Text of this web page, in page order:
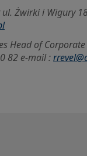
ul. Żwirki i Wigury
Head of
82 e-mail :